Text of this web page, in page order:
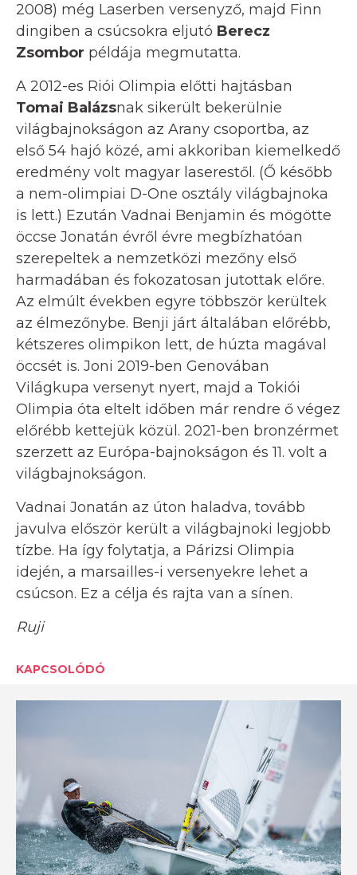
2008) még Laserben versenyző, majd Finn
dingiben a csúcsokra eljutó Berecz
Zsombor példája megmutatta.
A 2012-es Riói Olimpia előtti hajtásban
Tomai Balázsnak sikerült bekerülnie
világbajnokságon az Arany csoportba, az
első 54 hajó közé, ami akkoriban kiemelkedő
eredmény volt magyar laserestől. (Ő később
a nem-olimpiai D-One osztály világbajnoka
is lett.) Ezután Vadnai Benjamin és mögötte
öccse Jonatán évről évre megbízhatóan
szerepeltek a nemzetközi mezőny első
harmadában és fokozatosan jutottak előre.
Az elmúlt években egyre többször kerültek
az élmezőnybe. Benji járt általában előrébb,
kétszeres olimpikon lett, de húzta magával
öccsét is. Joni 2019-ben Genovában
Világkupa versenyt nyert, majd a Tokiói
Olimpia óta eltelt időben már rendre ő végez
előrébb kettejük közül. 2021-ben bronzérmet
szerzett az Európa-bajnokságon és 11. volt a
világbajnokságon.
Vadnai Jonatán az úton haladva, tovább
javulva először került a világbajnoki legjobb
tízbe. Ha így folytatja, a Párizsi Olimpia
idején, a marsailles-i versenyekre lehet a
csúcson. Ez a célja és rajta van a sínen.
Ruji
KAPCSOLÓDÓ